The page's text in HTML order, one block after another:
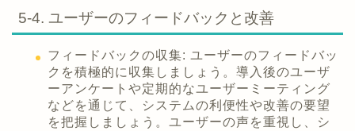
5-4. ユーザーのフィードバックと改善
フィードバックの収集: ユーザーのフィードバッ
クを積極的に収集しましょう。導入後のユーザ
ーアンケートや定期的なユーザーミーティング
などを通じて、システムの利便性や改善の要望
を把握しましょう。ユーザーの声を重視し、シ